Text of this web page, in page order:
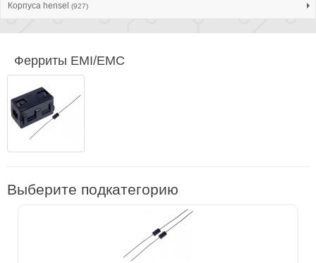
Корпуса hensel (927)
Ферриты EMI/EMC
Выберите подкатегорию